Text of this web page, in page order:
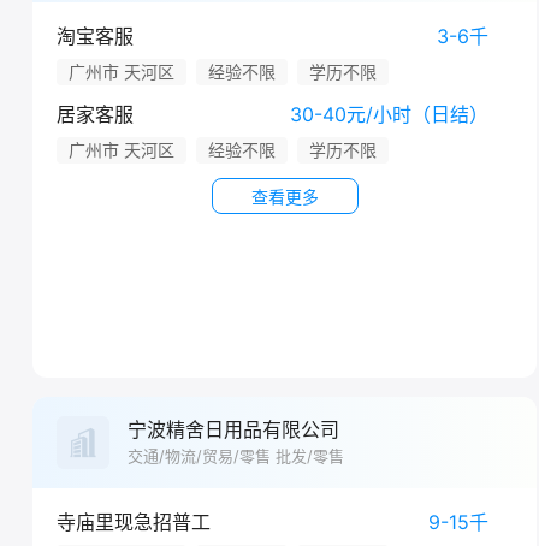
淘宝客服 3-6千
广州市 天河区 经验不限 学历不限
居家客服 30-40元/小时（日结）
广州市 天河区 经验不限 学历不限
查看更多
宁波精舍日用品有限公司
交通/物流/贸易/零售 批发/零售
寺庙里现急招普工 9-15千